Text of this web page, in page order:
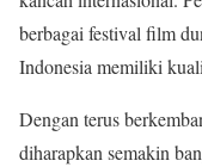
berbagai festival film
Indonesia memiliki
Dengan terus
diharapkan semakin